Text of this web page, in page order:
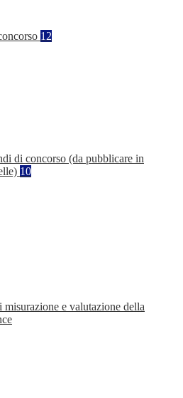
12
di concorso (da pubblicare in
10
misurazione e valutazione della